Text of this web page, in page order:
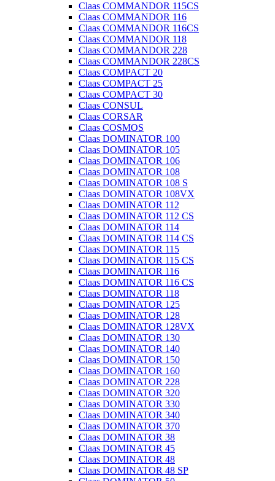
Claas COMMANDOR 115CS
Claas COMMANDOR 116
Claas COMMANDOR 116CS
Claas COMMANDOR 118
Claas COMMANDOR 228
Claas COMMANDOR 228CS
Claas COMPACT 20
Claas COMPACT 25
Claas COMPACT 30
Claas CONSUL
Claas CORSAR
Claas COSMOS
Claas DOMINATOR 100
Claas DOMINATOR 105
Claas DOMINATOR 106
Claas DOMINATOR 108
Claas DOMINATOR 108 S
Claas DOMINATOR 108VX
Claas DOMINATOR 112
Claas DOMINATOR 112 CS
Claas DOMINATOR 114
Claas DOMINATOR 114 CS
Claas DOMINATOR 115
Claas DOMINATOR 115 CS
Claas DOMINATOR 116
Claas DOMINATOR 116 CS
Claas DOMINATOR 118
Claas DOMINATOR 125
Claas DOMINATOR 128
Claas DOMINATOR 128VX
Claas DOMINATOR 130
Claas DOMINATOR 140
Claas DOMINATOR 150
Claas DOMINATOR 160
Claas DOMINATOR 228
Claas DOMINATOR 320
Claas DOMINATOR 330
Claas DOMINATOR 340
Claas DOMINATOR 370
Claas DOMINATOR 38
Claas DOMINATOR 45
Claas DOMINATOR 48
Claas DOMINATOR 48 SP